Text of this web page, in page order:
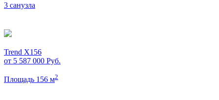
3 санузла
Trend X156
от 5 587 000 Руб.
Площадь 156 м2